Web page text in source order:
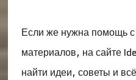
Если же нужна помощь
материалов, на сайте
найти идеи, советы и